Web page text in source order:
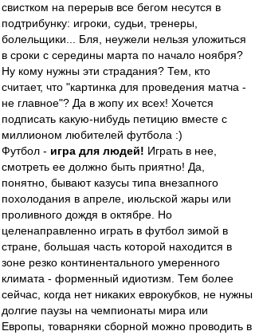
свистком на перерыв все бегом несутся в
подтрибунку: игроки, судьи, тренеры,
болельщики... Бля, неужели нельзя уложиться
в сроки с середины марта по начало ноября?
Ну кому нужны эти страдания? Тем, кто
считает, что "картинка для проведения матча -
не главное"? Да в жопу их всех! Хочется
подписать какую-нибудь петицию вместе с
миллионом любителей футбола :)
Футбол - игра для людей! Играть в нее,
смотреть ее должно быть приятно! Да,
понятно, бывают казусы типа внезапного
похолодания в апреле, июльской жары или
проливного дождя в октябре. Но
целенаправленно играть в футбол зимой в
стране, большая часть которой находится в
зоне резко континентального умеренного
климата - форменный идиотизм. Тем более
сейчас, когда нет никаких еврокубков, не нужны
долгие паузы на чемпионаты мира или
Европы, товарняки сборной можно проводить в